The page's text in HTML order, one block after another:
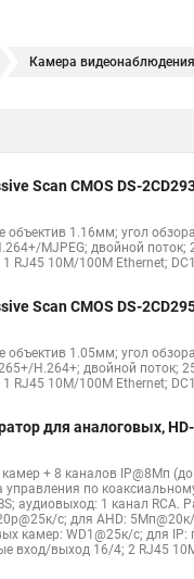
Камера
камера Hikvision
Scan CMOS DS-
1.16мм; угол
MJPEG; двойной поток;
1 RJ45 10M/100M Ethernet;
Scan CMOS DS-
объектив 1.05мм; угол
H.264+; двойной поток;
1 RJ45 10M/100M Ethernet;
для аналоговых,
+ 8 каналов IP@8Мп
по
аудиовыход: 1 канал RCA.
с; для AHD:
камер: WD1@25к/с; для
вход/выход 16/4; 2 RJ45